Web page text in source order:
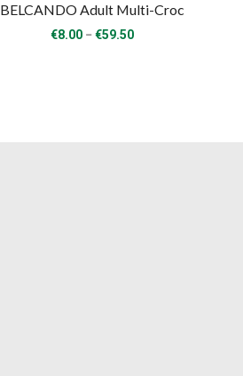
BELCANDO Adult Multi-Croc
€8.00 –€59.50Price